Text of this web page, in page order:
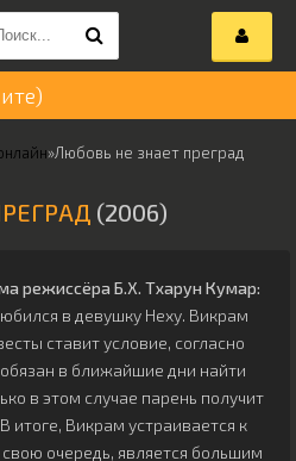
»Любовь не знает преград
(2006)
режиссёра Б.Х. Тхарун Кумар:
в девушку Неху. Викрам
ставит условие, согласно
в ближайшие дни найти
в этом случае парень получит
итоге, Викрам устраивается к
очередь, является большим